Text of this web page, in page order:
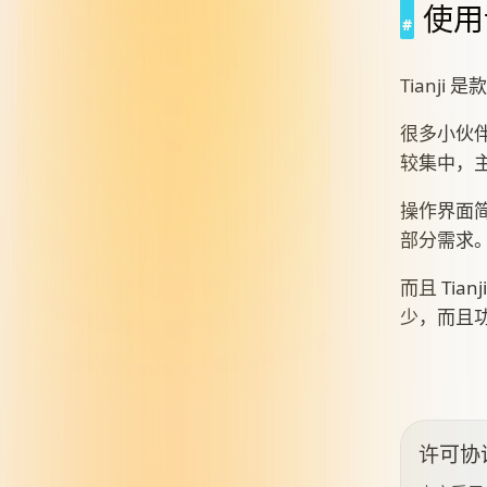
使
Tianji 是
很多小伙
较集中，
操作界面
部分需求
而且
少，而且
许可协